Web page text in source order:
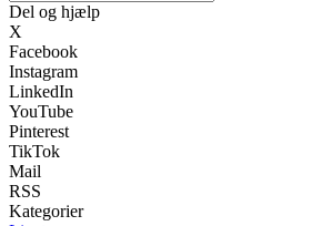
Del og hjælp
X
Facebook
Instagram
LinkedIn
YouTube
Pinterest
TikTok
Mail
RSS
Kategorier